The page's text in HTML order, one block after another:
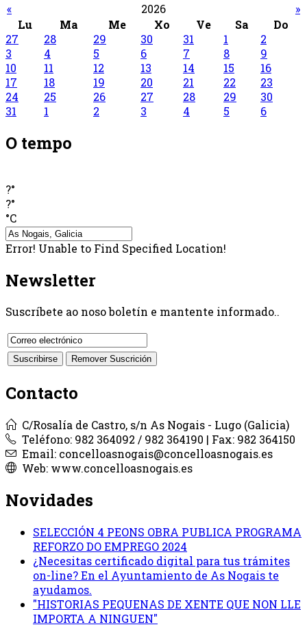
« 2026
»
Lu
Ma Me Xo Ve Sa
Do
27
28 29 30 31 1
2
3
4 5 6 7 8
9
10
11 12 13 14 15
16
17
18 19 20 21 22
23
24
25 26 27 28 29
30
31
1 2 3 4 5 6
O tempo
?°
?°
°C
Error! Unable to Find Specified Location!
Newsletter
Suscríbete ao noso boletín e mantente informado..
Contacto
C/Rosalía de Castro, s/n As Nogais - Lugo (Galicia)
Teléfono: 982 364092 / 982 364190 | Fax: 982 364150
Email: concelloasnogais@concelloasnogais.es
Web: www.concelloasnogais.es
Novidades
SELECCIÓN 4 PEONS OBRA PUBLICA PROGRAMA
REFORZO DO EMPREGO 2024
¿Necesitas certificado digital para tus trámites
on-line? En el Ayuntamiento de As Nogais te
ayudamos.
"HISTORIAS PEQUENAS DE XENTE QUE NON LLE
IMPORTA A NINGUEN"